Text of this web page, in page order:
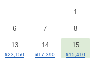
1
6 7 8
13
¥23,150
14
¥17,390
15
¥15,410